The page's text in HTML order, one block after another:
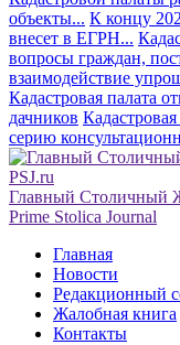
объекты... К концу
внесет в ЕГРН...
вопросы граждан,
взаимодействие
Кадастровая палата
дачников
серию
PSJ.ru
Главный Столичный
Prime Stolica Journal
Главная
Новости
Редакционный
Жалобная книга
Контакты